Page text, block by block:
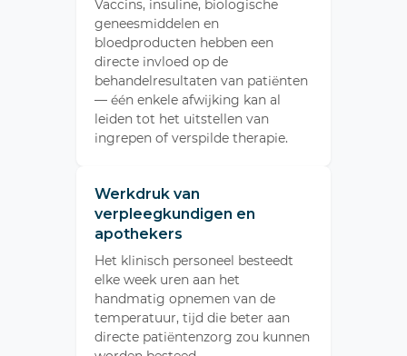
Vaccins, insuline, biologische
geneesmiddelen en
bloedproducten hebben een
directe invloed op de
behandelresultaten van patiënten
— één enkele afwijking kan al
leiden tot het uitstellen van
ingrepen of verspilde therapie.
Werkdruk van
verpleegkundigen en
apothekers
Het klinisch personeel besteedt
elke week uren aan het
handmatig opnemen van de
temperatuur, tijd die beter aan
directe patiëntenzorg zou kunnen